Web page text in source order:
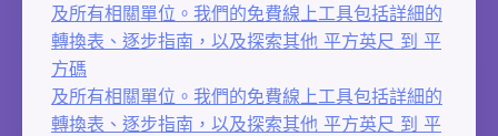
及所有相關單位。我們的免費線上工具包括詳細的
轉換表、逐步指南，以及探索其他 平方英尺 到 平
方碼
及所有相關單位。我們的免費線上工具包括詳細的
轉換表、逐步指南，以及探索其他 平方英尺 到 平